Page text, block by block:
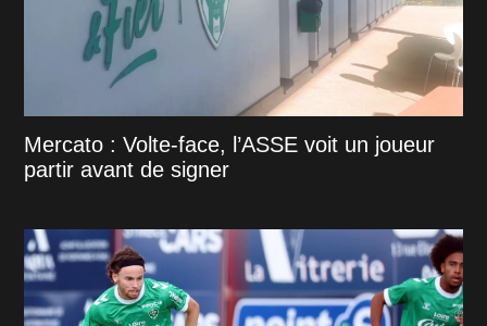
Mercato : Volte-face, l’ASSE voit un joueur
partir avant de signer